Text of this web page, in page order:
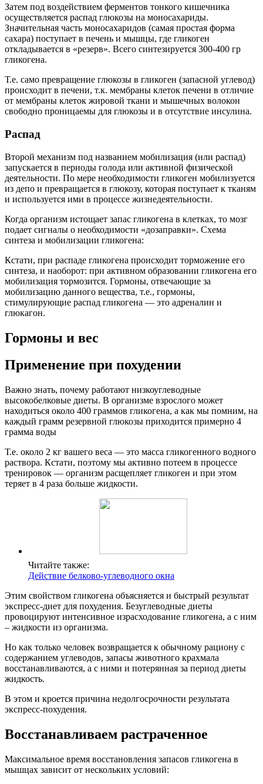
Затем под воздействием ферментов тонкого кишечника
осуществляется распад глюкозы на моносахариды.
Значительная часть моносахаридов (самая простая форма
сахара) поступает в печень и мышцы, где гликоген
откладывается в «резерв». Всего синтезируется 300-400 гр
гликогена.
Т.е. само превращение глюкозы в гликоген (запасной углевод)
происходит в печени, т.к. мембраны клеток печени в отличие
от мембраны клеток жировой ткани и мышечных волокон
свободно проницаемы для глюкозы и в отсутствие инсулина.
Распад
Второй механизм под названием мобилизация (или распад)
запускается в периоды голода или активной физической
деятельности. По мере необходимости гликоген мобилизуется
из депо и превращается в глюкозу, которая поступает к тканям
и используется ими в процессе жизнедеятельности.
Когда организм истощает запас гликогена в клетках, то мозг
подает сигналы о необходимости «дозаправки». Схема
синтеза и мобилизации гликогена:
Кстати, при распаде гликогена происходит торможение его
синтеза, и наоборот: при активном образовании гликогена его
мобилизация тормозится. Гормоны, отвечающие за
мобилизацию данного вещества, т.е., гормоны,
стимулирующие распад гликогена — это адреналин и
глюкагон.
Гормоны и вес
Применение при похудении
Важно знать, почему работают низкоуглеводные
высокобелковые диеты. В организме взрослого может
находиться около 400 граммов гликогена, а как мы помним, на
каждый грамм резервной глюкозы приходится примерно 4
грамма воды
Т.е. около 2 кг вашего веса — это масса гликогенного водного
раствора. Кстати, поэтому мы активно потеем в процессе
тренировок — организм расщепляет гликоген и при этом
теряет в 4 раза больше жидкости.
Читайте также:
Действие белково-углеводного окна
Этим свойством гликогена объясняется и быстрый результат
экспресс-диет для похудения. Безуглеводные диеты
провоцируют интенсивное израсходование гликогена, а с ним
– жидкости из организма.
Но как только человек возвращается к обычному рациону с
содержанием углеводов, запасы животного крахмала
восстанавливаются, а с ними и потерянная за период диеты
жидкость.
В этом и кроется причина недолгосрочности результата
экспресс-похудения.
Восстанавливаем растраченное
Максимальное время восстановления запасов гликогена в
мышцах зависит от нескольких условий: